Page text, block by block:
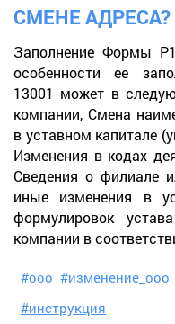
СМЕНЕ АДРЕСА?
Заполнение Формы
особенности ее
13001 может в
компании, Смена
в уставном капитале
Изменения в кодах
Сведения о филиале
иные изменения в
формулировок
компании в
#ооо #изменение_ооо
#инструкция